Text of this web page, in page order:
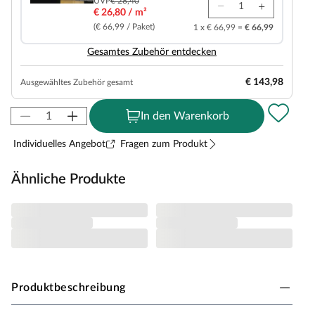
€ 26,80 / m²
(€ 66,99 / Paket) 1 x € 66,99 = € 66,99
Gesamtes Zubehör entdecken
Ausgewähltes Zubehör gesamt € 143,98
In den Warenkorb
Individuelles Angebot Fragen zum Produkt
Ähnliche Produkte
Produktbeschreibung